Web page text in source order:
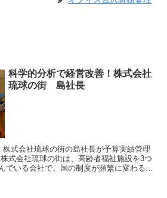
科学的分析で経営改善！株式会社
琉球の街 島社長
式会社琉球の街の島社長が予算実績管理
でいる会社で、国の制度が頻繁に変わる